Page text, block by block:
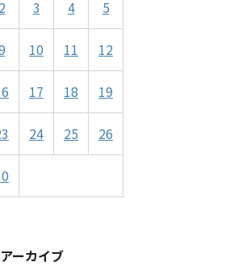
2 3 4 5
10 11 12
17 18 19
24 25 26
ーカイブ